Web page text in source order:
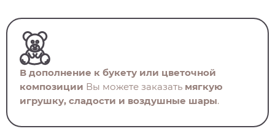
В дополнение к букету или цветочной
композиции Вы можете заказать мягкую
игрушку, сладости и воздушные шары.